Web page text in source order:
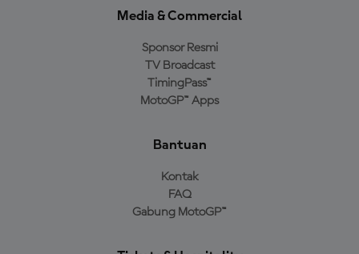
Media & Commercial
Sponsor Resmi
TV Broadcast
TimingPass™
MotoGP™ Apps
Bantuan
Kontak
FAQ
Gabung MotoGP™